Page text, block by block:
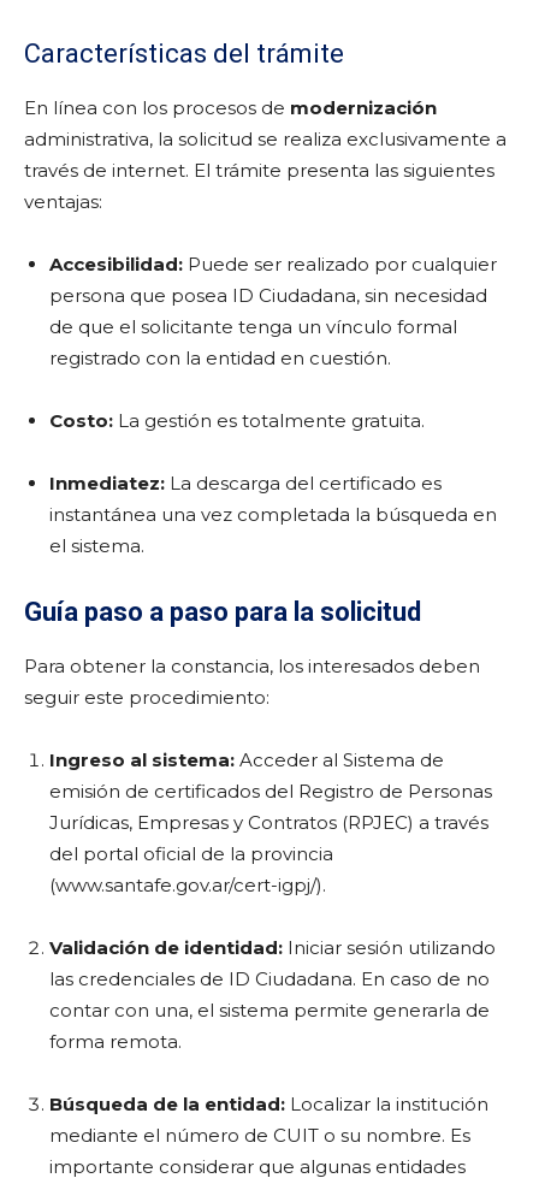
Características del trámite
En línea con los procesos de modernización
administrativa, la solicitud se realiza exclusivamente a
través de internet. El trámite presenta las siguientes
ventajas:
Accesibilidad: Puede ser realizado por cualquier
persona que posea ID Ciudadana, sin necesidad
de que el solicitante tenga un vínculo formal
registrado con la entidad en cuestión.
Costo: La gestión es totalmente gratuita.
Inmediatez: La descarga del certificado es
instantánea una vez completada la búsqueda en
el sistema.
Guía paso a paso para la solicitud
Para obtener la constancia, los interesados deben
seguir este procedimiento:
Ingreso al sistema: Acceder al Sistema de
emisión de certificados del Registro de Personas
Jurídicas, Empresas y Contratos (RPJEC) a través
del portal oficial de la provincia
(www.santafe.gov.ar/cert-igpj/).
Validación de identidad: Iniciar sesión utilizando
las credenciales de ID Ciudadana. En caso de no
contar con una, el sistema permite generarla de
forma remota.
Búsqueda de la entidad: Localizar la institución
mediante el número de CUIT o su nombre. Es
importante considerar que algunas entidades